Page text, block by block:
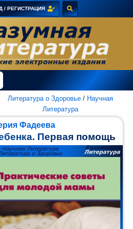
/ РЕГИСТРАЦИЯ
Литература о Здоровье/ Научная
Литература
Фадеева
Первая помощь